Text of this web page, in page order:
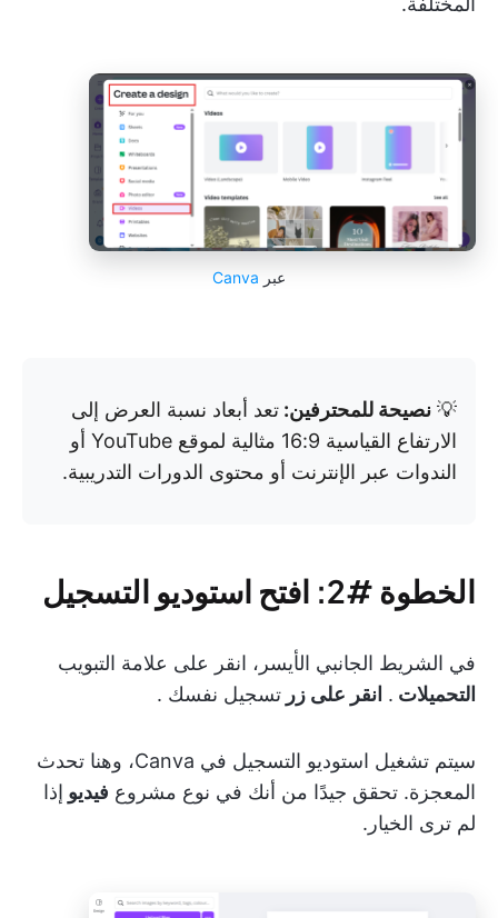
عبر Canva
💡 نصيحة للمحترفين: تعد أبعاد نسبة العرض إلى
الارتفاع القياسية 16:9 مثالية لموقع YouTube أو
الندوات عبر الإنترنت أو محتوى الدورات التدريبية.
الخطوة #2: افتح استوديو التسجيل
في الشريط الجانبي الأيسر، انقر على علامة التبويب
التحميلات . انقر على زر تسجيل نفسك .
سيتم تشغيل استوديو التسجيل في Canva، وهنا تحدث
المعجزة. تحقق جيدًا من أنك في نوع مشروع فيديو إذا
لم ترى الخيار.